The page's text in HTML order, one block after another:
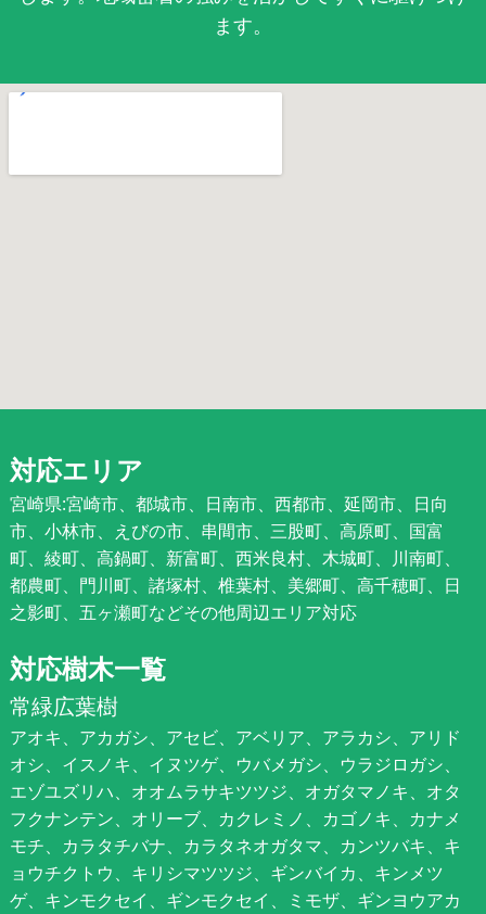
ます。
対応エリア
宮崎県:宮崎市、都城市、日南市、西都市、延岡市、日向
市、小林市、えびの市、串間市、三股町、高原町、国富
町、綾町、高鍋町、新富町、西米良村、木城町、川南町、
都農町、門川町、諸塚村、椎葉村、美郷町、高千穂町、日
之影町、五ヶ瀬町などその他周辺エリア対応
対応樹木一覧
常緑広葉樹
アオキ、アカガシ、アセビ、アベリア、アラカシ、アリド
オシ、イスノキ、イヌツゲ、ウバメガシ、ウラジロガシ、
エゾユズリハ、オオムラサキツツジ、オガタマノキ、オタ
フクナンテン、オリーブ、カクレミノ、カゴノキ、カナメ
モチ、カラタチバナ、カラタネオガタマ、カンツバキ、キ
ョウチクトウ、キリシマツツジ、ギンバイカ、キンメツ
ゲ、キンモクセイ、ギンモクセイ、ミモザ、ギンヨウアカ